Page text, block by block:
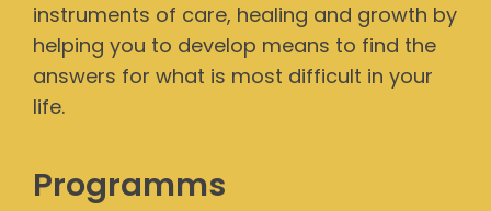
instruments of care, healing and growth by
helping you to develop means to find the
answers for what is most difficult in your
life.
Programms